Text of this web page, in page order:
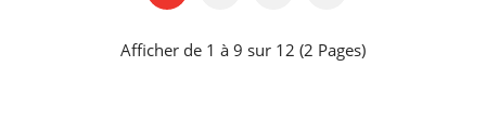
Afficher de 1 à 9 sur 12 (2 Pages)